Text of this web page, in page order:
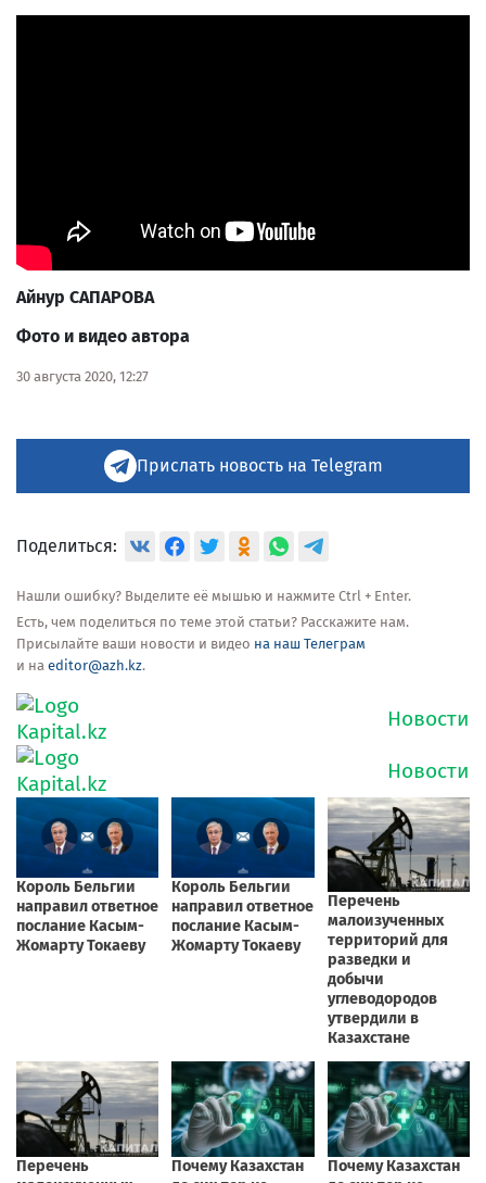
Айнур САПАРОВА
Фото и видео автора
30 августа 2020, 12:27
Прислать новость на Telegram
Поделиться:
Нашли ошибку? Выделите её мышью и нажмите Ctrl + Enter.
Есть, чем поделиться по теме этой статьи? Расскажите нам.
Присылайте ваши новости и видео на наш Телеграм
и на editor@azh.kz.